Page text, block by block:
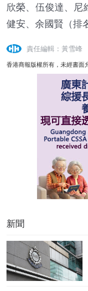
欣榮、伍俊達、尼
健安、余國賢（排
責任編輯：黃雪峰
香港商報版權所有，未經書面
新聞